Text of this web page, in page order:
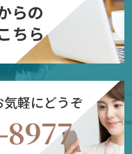
らの
ちら
軽にどうぞ
8977